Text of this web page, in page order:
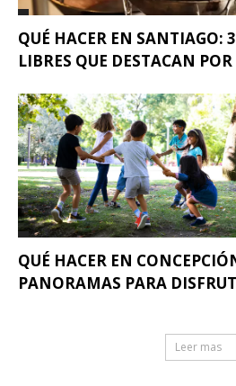
QUÉ HACER EN SANTIAGO:
LIBRES QUE DESTACAN POR
QUÉ HACER EN
PANORAMAS PARA
Leer mas